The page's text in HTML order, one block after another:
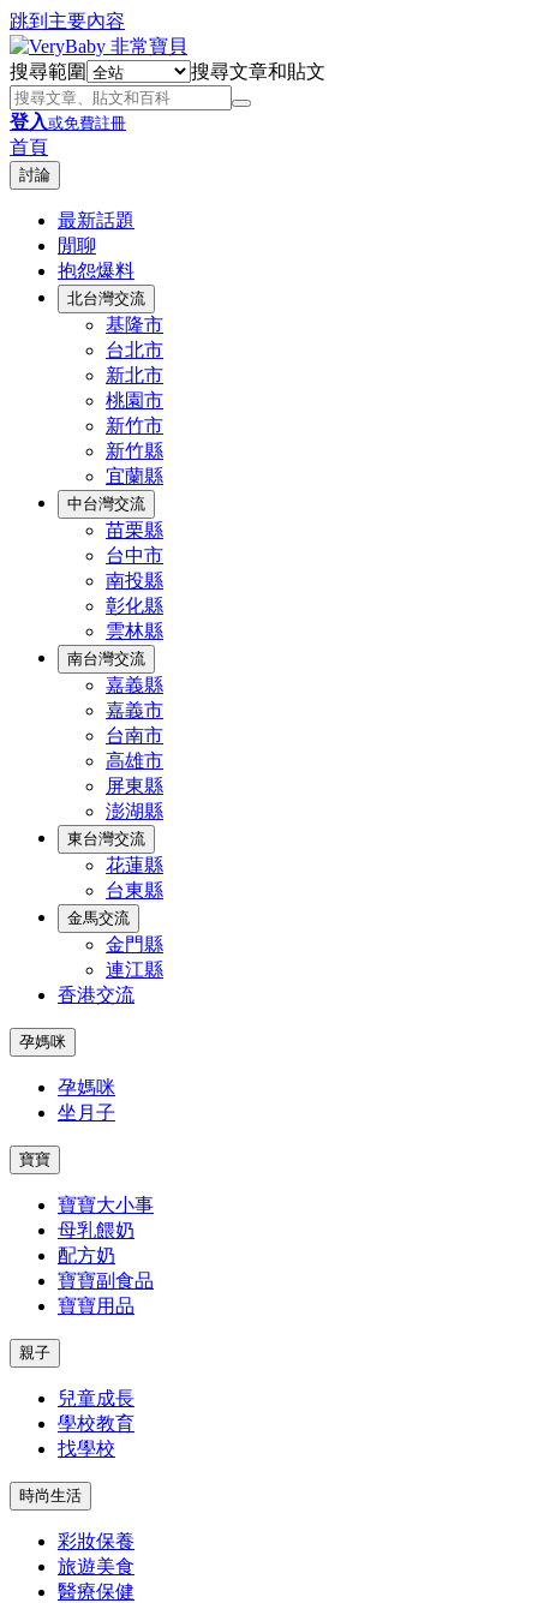
跳到主要內容
搜尋範圍 搜尋文章和貼文
登入或免費註冊
首頁
討論
最新話題
閒聊
抱怨爆料
北台灣交流
基隆市
台北市
新北市
桃園市
新竹市
新竹縣
宜蘭縣
中台灣交流
苗栗縣
台中市
南投縣
彰化縣
雲林縣
南台灣交流
嘉義縣
嘉義市
台南市
高雄市
屏東縣
澎湖縣
東台灣交流
花蓮縣
台東縣
金馬交流
金門縣
連江縣
香港交流
孕媽咪
孕媽咪
坐月子
寶寶
寶寶大小事
母乳餵奶
配方奶
寶寶副食品
寶寶用品
親子
兒童成長
學校教育
找學校
時尚生活
彩妝保養
旅遊美食
醫療保健